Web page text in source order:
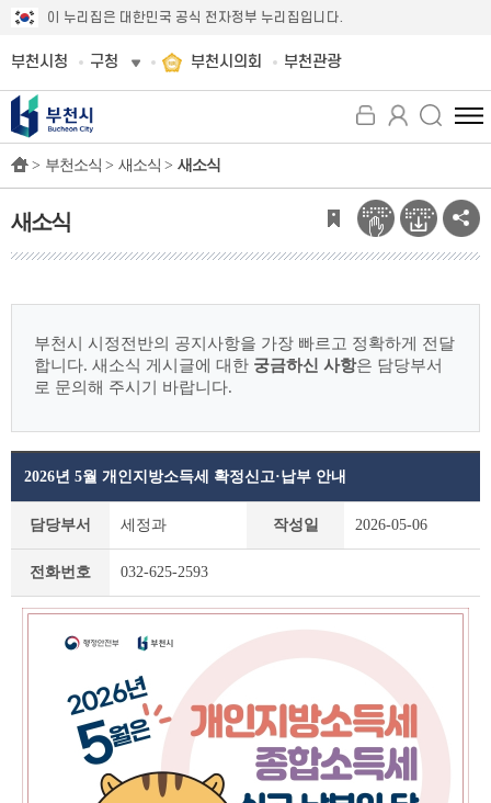
이 누리집은 대한민국 공식 전자정부 누리집입니다.
부천시청 구청 부천시의회 부천관광
전
체
뉴
보
기
> 부천소식 > 새소식 > 새소식
새소식
부천시 시정전반의 공지사항을 가장 빠르고 정확하게 전달
합니다. 새소식 게시글에 대한 궁금하신 사항은 담당부서
로 문의해 주시기 바랍니다.
세
2026년 5월 개인지방소득세 확정신고·납부 안내
담당부서 세정과 작성일 2026-05-06
전화번호 032-625-2593